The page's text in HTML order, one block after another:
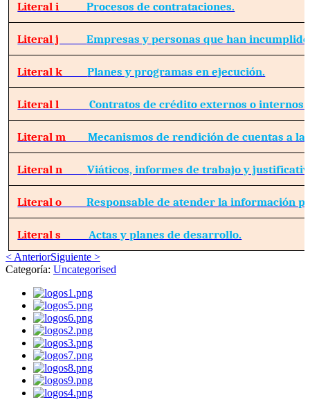
Literal iProcesos de contrataciones.
Literal jEmpresas y personas que han
Literal kPlanes y programas en ejecución.
Literal lContratos de crédito externos o internos.
Literal mMecanismos de rendición de cuentas a la
Literal nViáticos, informes de trabajo y
Literal oResponsable de atender la información
Literal s Actas y planes de desarrollo.
< AnteriorSiguiente >
Categoría: Uncategorised